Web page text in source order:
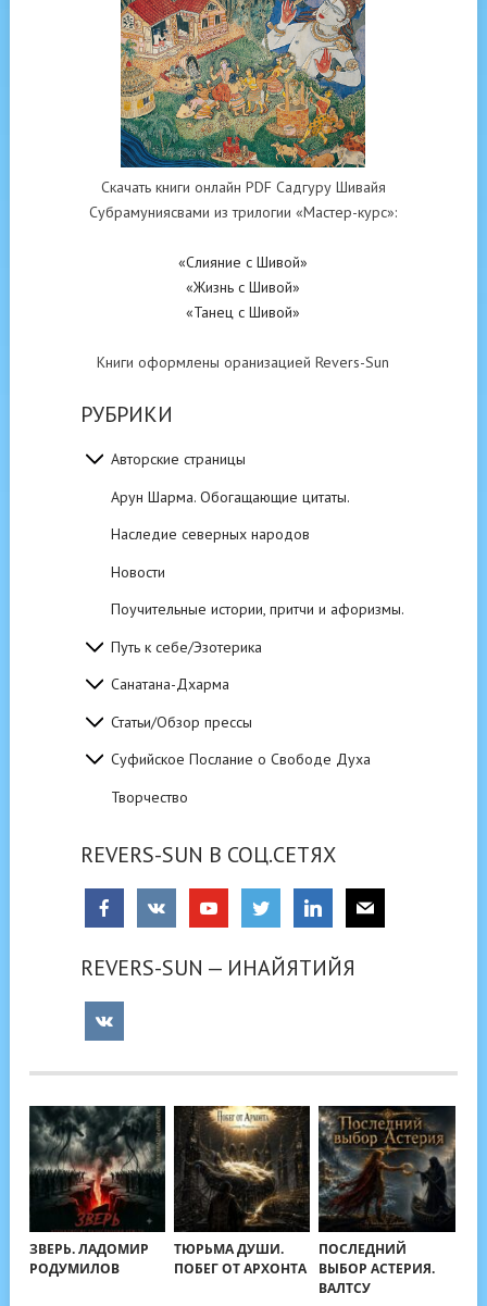
Скачать книги онлайн PDF Садгуру Шивайя
Субрамуниясвами из трилогии «Мастер-курс»:
«Слияние с Шивой»
«Жизнь с Шивой»
«Танец с Шивой»
Книги оформлены оранизацией Revers-Sun
РУБРИКИ
Авторские страницы
Арун Шарма. Обогащающие цитаты.
Наследие северных народов
Новости
Поучительные истории, притчи и афоризмы.
Путь к себе/Эзотерика
Санатана-Дхарма
Статьи/Обзор прессы
Суфийское Послание о Свободе Духа
Творчество
REVERS-SUN В СОЦ.СЕТЯХ
REVERS-SUN — ИНАЙЯТИЙЯ
ЗВЕРЬ. ЛАДОМИР
РОДУМИЛОВ
ТЮРЬМА ДУШИ.
ПОБЕГ ОТ АРХОНТА
ПОСЛЕДНИЙ
ВЫБОР АСТЕРИЯ.
ВАЛТСУ